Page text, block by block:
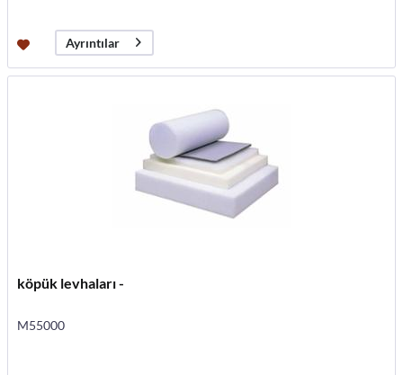
Ayrıntılar
köpük levhaları -
M55000